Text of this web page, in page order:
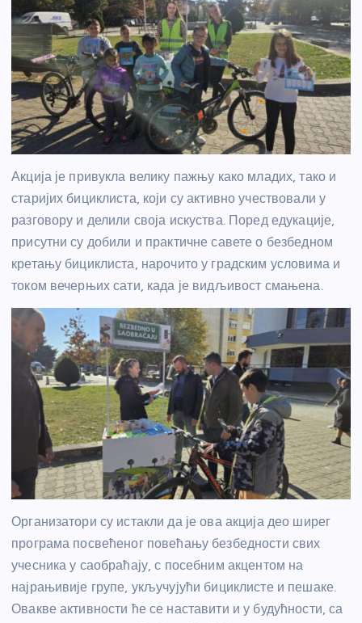
Акција је привукла велику пажњу како младих, тако и
старијих бициклиста, који су активно учествовали у
разговору и делили своја искуства. Поред едукације,
присутни су добили и практичне савете о безбедном
кретању бициклиста, нарочито у градским условима и
током вечерњих сати, када је видљивост смањена.
Организатори су истакли да је ова акција део ширег
програма посвећеног повећању безбедности свих
учесника у саобраћају, с посебним акцентом на
најрањивије групе, укључујући бициклисте и пешаке.
Овакве активности ће се наставити и у будућности, са